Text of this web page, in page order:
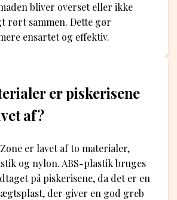
bliver overset eller ikke
rørt sammen. Dette gør
ensartet og effektiv.
er piskerisene
af?
er lavet af to materialer,
og nylon. ABS-plastik bruges
på piskerisene, da det er en
der giver en god greb